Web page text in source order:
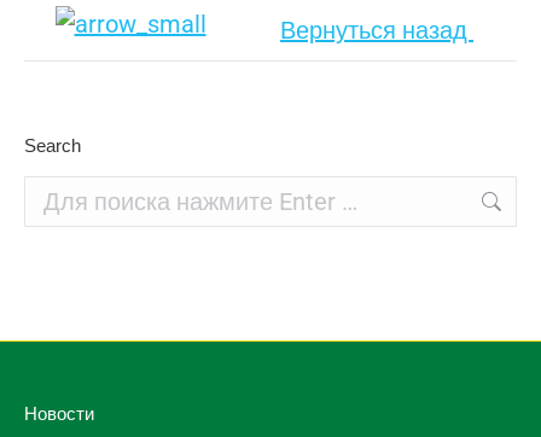
Вернуться назад
Search
Новости